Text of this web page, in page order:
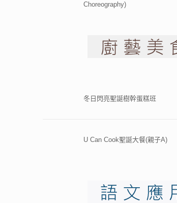
Choreography)
冬日閃亮聖誕樹幹蛋糕班
U Can Cook聖誕大餐(親子A)